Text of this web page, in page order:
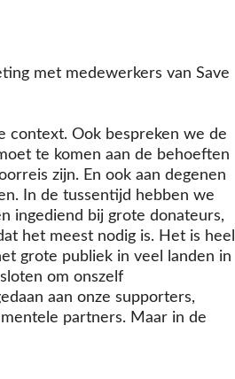
met medewerkers van Save
context. Ook bespreken we de
te komen aan de behoeften
zijn. En ook aan degenen
In de tussentijd hebben we
ingediend bij grote donateurs,
het meest nodig is. Het is heel
grote publiek in veel landen in
om onszelf
aan onze supporters,
partners. Maar in de